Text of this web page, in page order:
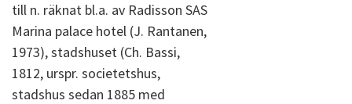
till n. räknat bl.a. av Radisson SAS
Marina palace hotel (J. Rantanen,
1973), stadshuset (Ch. Bassi,
1812, urspr. societetshus,
stadshus sedan 1885 med